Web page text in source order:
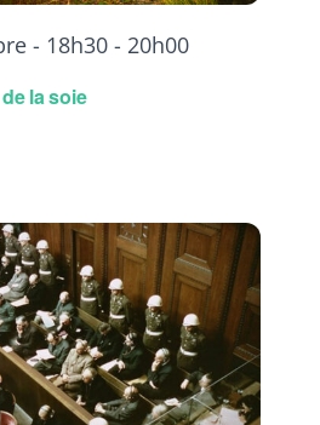
la soie
- 18h30- 20h00